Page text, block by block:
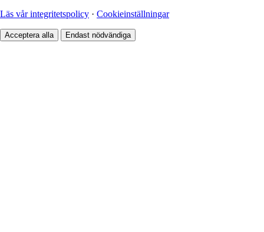
Läs vår integritetspolicy · Cookieinställningar
Acceptera alla Endast nödvändiga